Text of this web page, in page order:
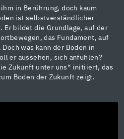
in Berührung, doch kaum
ist selbstverständlicher
Er bildet die Grundlage, auf der
das Fundament, auf
was kann der Boden in
er aussehen, sich anfühlen?
Zukunft unter uns“ initiiert, das
Boden der Zukunft zeigt.